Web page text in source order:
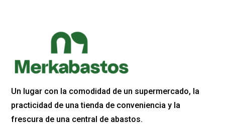
Un lugar con la comodidad de un supermercado, la
practicidad de una tienda de conveniencia y la
frescura de una central de abastos.